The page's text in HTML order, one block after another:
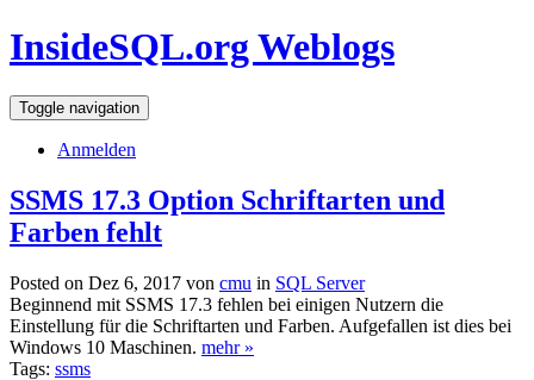
InsideSQL.org Weblogs
Toggle navigation
Anmelden
SSMS 17.3 Option Schriftarten und
Farben fehlt
Posted on Dez 6, 2017 von cmu in SQL Server
Beginnend mit SSMS 17.3 fehlen bei einigen Nutzern die
Einstellung für die Schriftarten und Farben. Aufgefallen ist dies bei
Windows 10 Maschinen. mehr »
Tags: ssms